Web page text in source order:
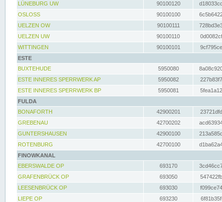
LÜNEBURG UW
90100120
OSLOSS
90100100
UELZEN OW
90100111
UELZEN UW
90100110
WITTINGEN
90100101
ESTE
BUXTEHUDE
5950080
ESTE INNERES SPERRWERK AP
5950082
ESTE INNERES SPERRWERK BP
5950081
FULDA
BONAFORTH
42900201
GREBENAU
42700202
GUNTERSHAUSEN
42900100
ROTENBURG
42700100
FINOWKANAL
EBERSWALDE OP
693170
GRAFENBRÜCK OP
693050
LEESENBRÜCK OP
693030
LIEPE OP
693230